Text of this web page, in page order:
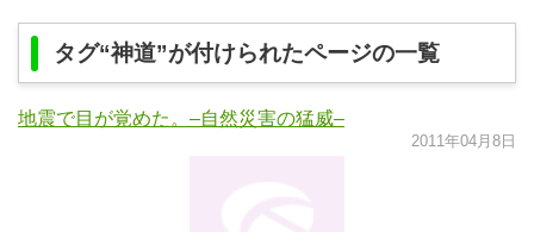
タグ“神道”が付けられたページの一覧
地震で目が覚めた。–自然災害の猛威–
2011年04月8日